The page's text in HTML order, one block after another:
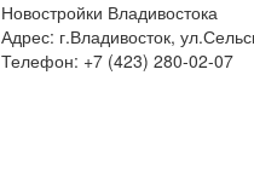
Новостройки Владивостока
Адрес: г.Владивосток,
Телефон: +7 (423) 280-02-07